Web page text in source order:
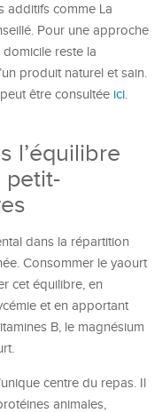
additifs comme La
Pour une approche
reste la
produit naturel et sain.
être consultée ici.
l’équilibre
petit-
dans la répartition
Consommer le yaourt
cet équilibre, en
et en apportant
B, le magnésium
centre du repas. Il
animales,